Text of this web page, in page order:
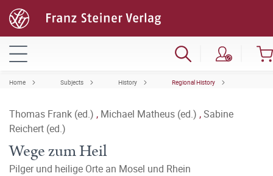
Home Subjects History Regional History
Thomas Frank (ed.) , Michael Matheus (ed.) ,Sabine
Reichert (ed.)
Wege zum Heil
Pilger und heilige Orte an Mosel und Rhein